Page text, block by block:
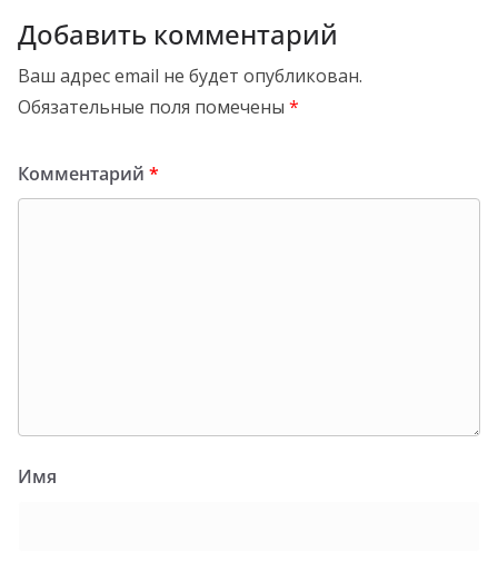
Добавить комментарий
Ваш адрес email не будет опубликован.
Обязательные поля помечены *
Комментарий *
Имя